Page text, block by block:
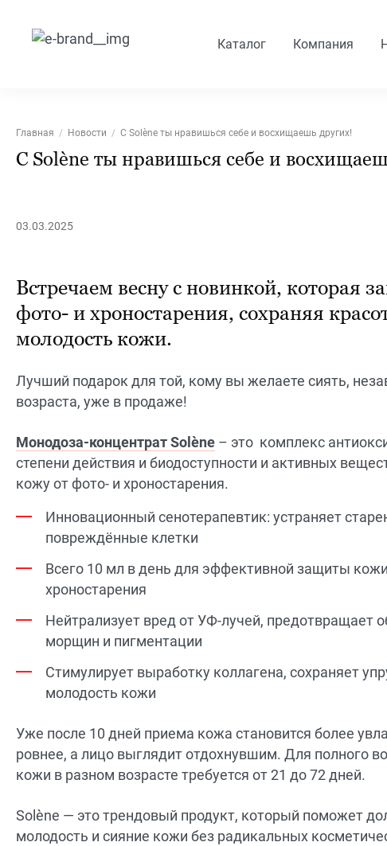
Каталог Компания
Главная Новости С Solène ты нравишься себе и восхищаешь других!
С Solène ты нравишься себе и
03.03.2025
Встречаем весну с новинкой, которая
фото- и хроностарения, сохраняя
молодость кожи.
Лучший подарок для той, кому вы желаете сиять,
возраста, уже в продаже!
Монодоза-концентрат Solène – это комплекс
степени действия и биодоступности и активных
кожу от фото- и хроностарения.
Инновационный сенотерапевтик: устраняет
повреждённые клетки
Всего 10 мл в день для эффективной защиты
хроностарения
Нейтрализует вред от УФ-лучей, предотвращает
морщин и пигментации
Стимулирует выработку коллагена, сохраняет
молодость кожи
Уже после 10 дней приема кожа становится более
ровнее, а лицо выглядит отдохнувшим. Для полного
кожи в разном возрасте требуется от 21 до 72 дней.
Solène — это трендовый продукт, который поможет
молодость и сияние кожи без радикальных